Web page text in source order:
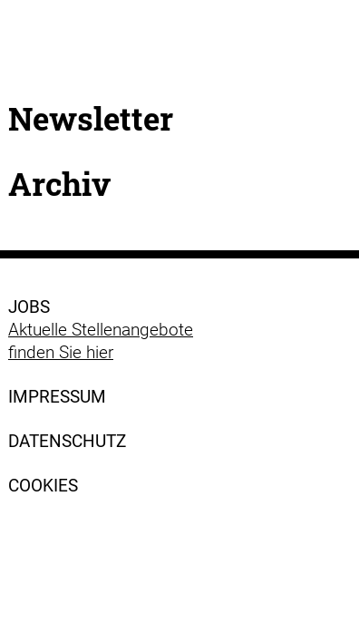
Newsletter
Archiv
JOBS
Aktuelle Stellenangebote
finden Sie hier
IMPRESSUM
DATENSCHUTZ
COOKIES